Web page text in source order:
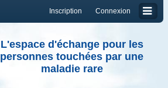
Connexion
Inscription
L'espace d'échange pour les
personnes touchées par une
maladie rare